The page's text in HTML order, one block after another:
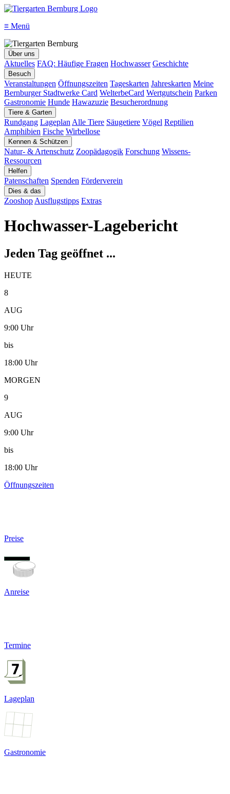
≡ Menü
Über uns
Aktuelles FAQ: Häufige Fragen Hochwasser Geschichte
Besuch
Veranstaltungen Öffnungszeiten Tageskarten Jahreskarten Meine
Bernburger Stadtwerke Card WelterbeCard Wertgutschein Parken
Gastronomie Hunde Hawazuzie Besucherordnung
Tiere & Garten
Rundgang Lageplan Alle Tiere Säugetiere Vögel Reptilien
Amphibien Fische Wirbellose
Kennen & Schützen
Natur- & Artenschutz Zoopädagogik Forschung Wissens-
Ressourcen
Helfen
Patenschaften Spenden Förderverein
Dies & das
Zooshop Ausflugstipps Extras
Hochwasser-Lagebericht
Jeden Tag geöffnet ...
HEUTE
8
AUG
9:00 Uhr
bis
18:00 Uhr
MORGEN
9
AUG
9:00 Uhr
bis
18:00 Uhr
Öffnungszeiten
Preise
Anreise
Termine
Lageplan
Gastronomie